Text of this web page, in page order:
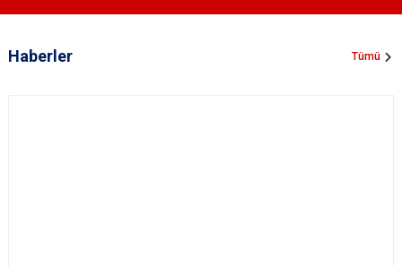
Haberler Tümü